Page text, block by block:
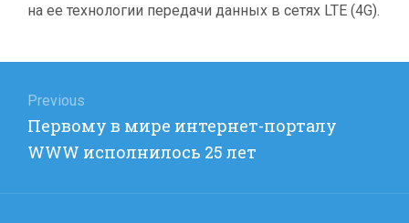
на ее технологии передачи данных в сетях LTE (4G).
по
записям
Previous
Previous
post:
Первому в мире интернет-порталу
WWW исполнилось 25 лет